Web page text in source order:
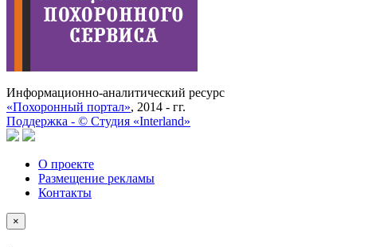
Информационно-аналитический ресурс
«Похоронный портал», 2014 - гг.
Поддержка - © Cтудия «Interland»
О проекте
Размещение рекламы
Контакты
×